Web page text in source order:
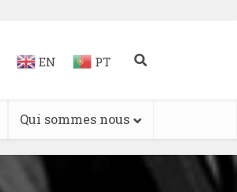
EN PT
Qui sommes nous